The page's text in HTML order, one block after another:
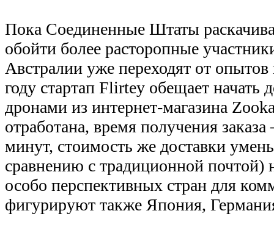
Пока Соединенные Штаты
обойти более расторопные
Австралии уже переходят от
году стартап Flirtey обещает начать
дронами из интернет-магазина
отработана, время получения
минут, стоимость же доставки
сравнению с традиционной почтой)
особо перспективных стран для
фигурируют также Япония,